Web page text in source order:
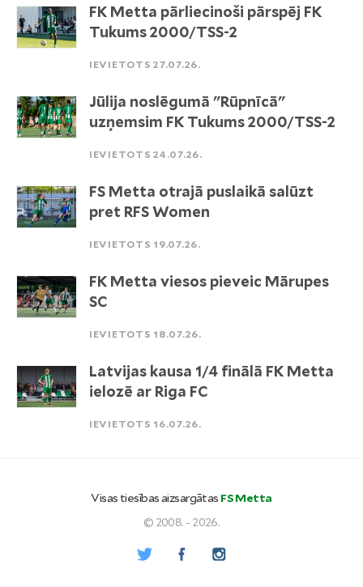
FK Metta pārliecinoši pārspēj FK
Tukums 2000/TSS-2
IEVIETOTS 27.07.26.
Jūlija noslēgumā "Rūpnīcā"
uzņemsim FK Tukums 2000/TSS-2
IEVIETOTS 24.07.26.
FS Metta otrajā puslaikā salūzt
pret RFS Women
IEVIETOTS 19.07.26.
FK Metta viesos pieveic Mārupes
SC
IEVIETOTS 18.07.26.
Latvijas kausa 1/4 finālā FK Metta
ielozē ar Riga FC
IEVIETOTS 16.07.26.
Visas tiesības aizsargātas FS Metta
© 2008. - 2026.